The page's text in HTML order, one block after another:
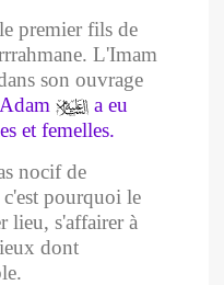
premier fils de
L'Imam
son ouvrage
a eu
et femelles.
nocif de
c'est pourquoi le
lieu, s'affairer à
dont